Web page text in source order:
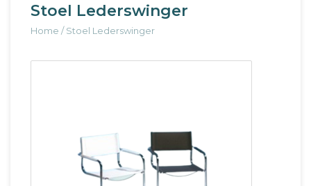
Stoel Lederswinger
Home /Stoel Lederswinger